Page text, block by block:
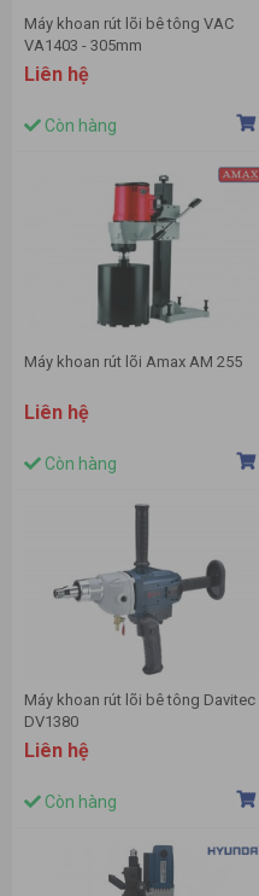
Máy khoan rút lõi bê tông VAC
VA1403 - 305mm
Liên hệ
Còn hàng
Máy khoan rút lõi Amax AM 255
Liên hệ
Còn hàng
Máy khoan rút lõi bê tông Davitec
DV1380
Liên hệ
Còn hàng